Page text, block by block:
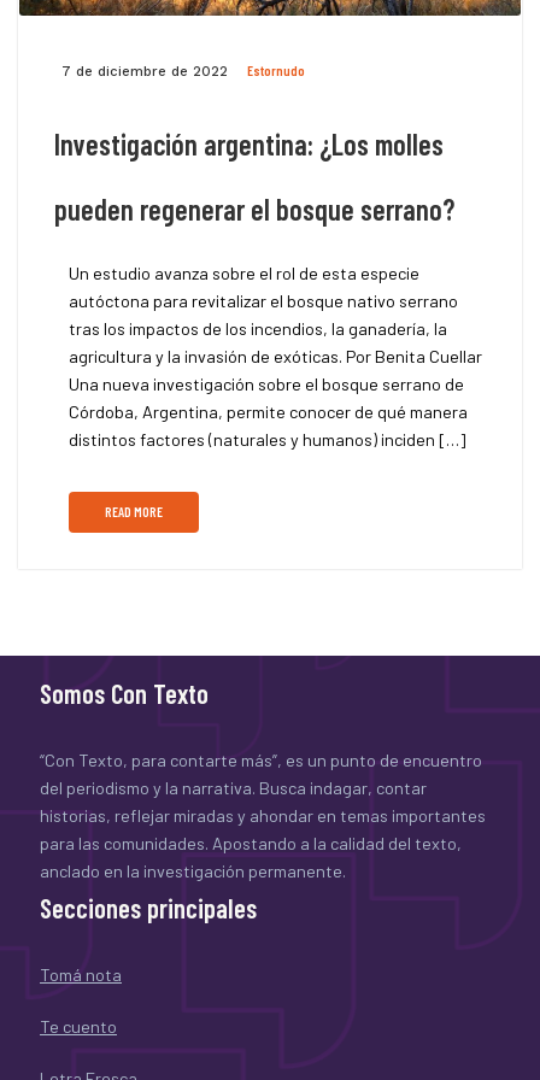
7 de diciembre de 2022 Estornudo
Investigación argentina: ¿Los molles
pueden regenerar el bosque serrano?
Un estudio avanza sobre el rol de esta especie
autóctona para revitalizar el bosque nativo serrano
tras los impactos de los incendios, la ganadería, la
agricultura y la invasión de exóticas. Por Benita Cuellar
Una nueva investigación sobre el bosque serrano de
Córdoba, Argentina, permite conocer de qué manera
distintos factores (naturales y humanos) inciden […]
READ MORE
Somos Con Texto
“Con Texto, para contarte más”, es un punto de encuentro
del periodismo y la narrativa. Busca indagar, contar
historias, reflejar miradas y ahondar en temas importantes
para las comunidades. Apostando a la calidad del texto,
anclado en la investigación permanente.
Secciones principales
Tomá nota
Te cuento